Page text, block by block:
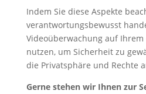
Indem Sie diese Aspekte
verantwortungsbewusst
Videoüberwachung auf
nutzen, um Sicherheit zu
die Privatsphäre und Rechte
Gerne stehen wir Ihnen zur